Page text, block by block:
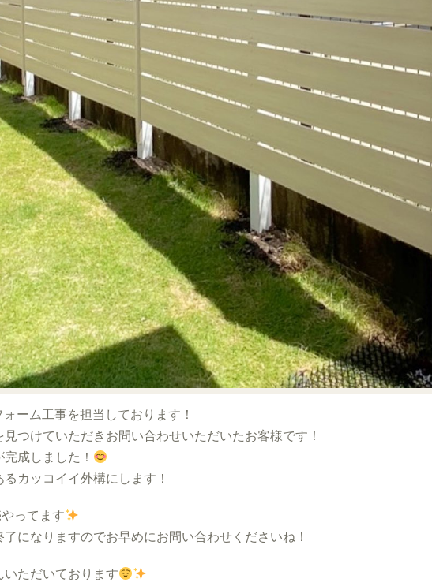
ーム工事を担当しております！
つけていただきお問い合わせいただいたお客様です！
成しました！
カッコイイ外構にします！
ってます
になりますのでお早めにお問い合わせくださいね！
ただいております